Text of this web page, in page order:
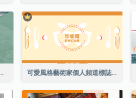
頻道圖片 可愛風格藝術家個人頻道標誌Youtube頻道圖片